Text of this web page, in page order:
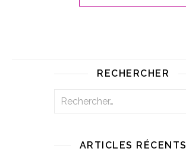
RECHERCHER
ARTICLES RÉCENTS